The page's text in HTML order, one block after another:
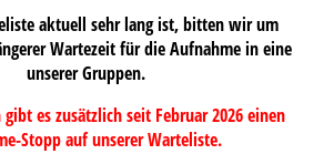
aktuell sehr lang ist, bitten wir um
Wartezeit für die Aufnahme in eine
unserer Gruppen.
es zusätzlich seit Februar 2026 einen
Stopp auf unserer Warteliste.